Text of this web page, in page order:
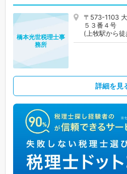
〒573-1103
５３番４号
(上牧駅から
橋本光世税理士事
務所
詳細を見